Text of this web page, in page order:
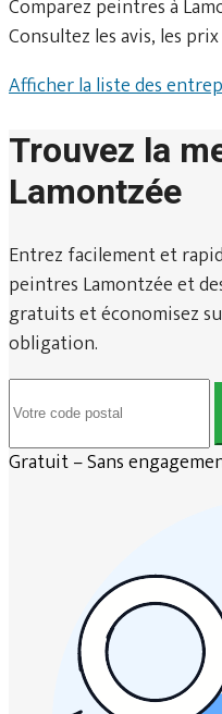
Comparez peintres à
Consultez les avis, les
Afficher la liste des
Trouvez la
Lamontzée
Entrez facilement et
peintres Lamontzée et
gratuits et économisez
obligation.
Gratuit – Sans